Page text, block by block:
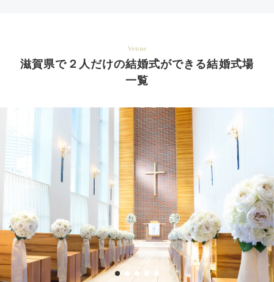
Venue
滋賀県で２人だけの結婚式ができる結婚式場
一覧